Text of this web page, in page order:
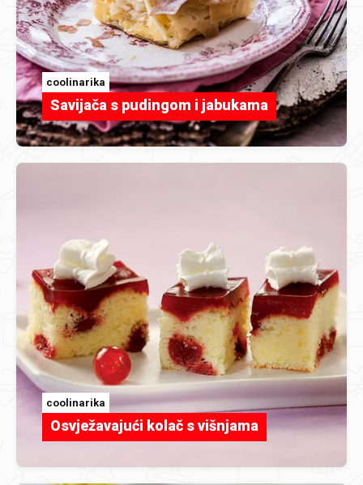
coolinarika
Savijača s pudingom i jabukama
coolinarika
Osvježavajući kolač s višnjama